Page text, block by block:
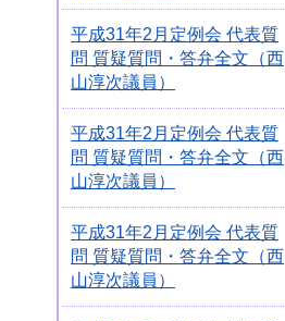
平成31年2月定例会 代表質
問 質疑質問・答弁全文（西
山淳次議員）
平成31年2月定例会 代表質
問 質疑質問・答弁全文（西
山淳次議員）
平成31年2月定例会 代表質
問 質疑質問・答弁全文（西
山淳次議員）